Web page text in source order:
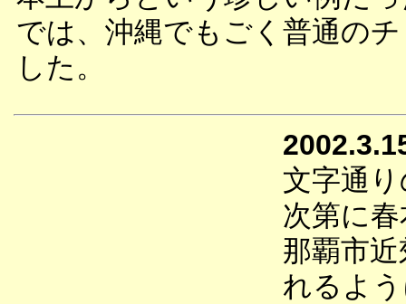
では、沖縄でもごく普通の
した。
文字通
次第に
那覇市
れるよ